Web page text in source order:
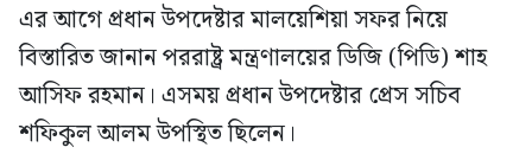
এর আগে প্রধান উপদেষ্টার মালয়েশিয়া সফর নিয়ে
বিস্তারিত জানান পররাষ্ট্র মন্ত্রণালয়ের ডিজি (পিডি) শাহ
আসিফ রহমান। এসময় প্রধান উপদেষ্টার প্রেস সচিব
শফিকুল আলম উপস্থিত ছিলেন।